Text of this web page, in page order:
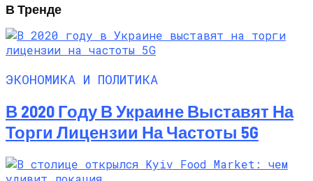
В Тренде
ЭКОНОМИКА И ПОЛИТИКА
В 2020 Году В Украине Выставят На
Торги Лицензии На Частоты 5G